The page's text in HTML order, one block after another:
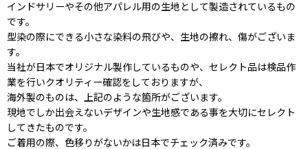
インドサリーやその他アパレル用の生地として製造されているもの
です。
型染の際にできる小さな染料の飛びや、生地の擦れ、傷がございま
す。
当社が日本でオリジナル製作しているものや、セレクト品は検品作
業を行いクオリティー確認をしておりますが、
海外製のものは、上記のような箇所がございます。
現地でしか出会えないデザインや生地感である事を大切にセレクト
してきたものです。
ご着用の際、色移りがないかは日本でチェック済みです。